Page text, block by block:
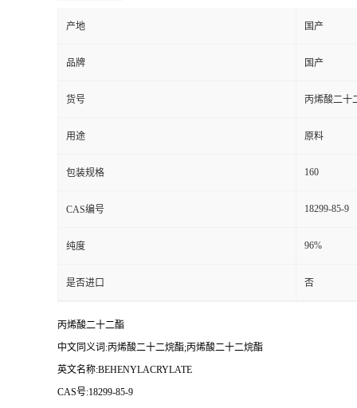
产地 国产
品牌 国产
货号 丙烯酸二十
用途 原料
包装规格 160
CAS编号 18299-85-9
纯度 96%
是否进口 否
丙烯酸二十二酯
中文同义词:丙烯酸二十二烷酯;丙烯酸二十二烷酯
英文名称:BEHENYLACRYLATE
CAS号:18299-85-9